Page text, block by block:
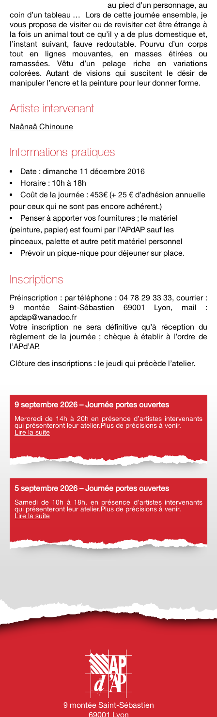
au pied d’un personnage, au
coin d’un tableau … Lors de cette journée ensemble, je
vous propose de visiter ou de revisiter cet être étrange à
la fois un animal tout ce qu’il y a de plus domestique et,
l’instant suivant, fauve redoutable. Pourvu d’un corps
tout en lignes mouvantes, en masses étirées ou
ramassées. Vêtu d’un pelage riche en variations
colorées. Autant de visions qui suscitent le désir de
manipuler l’encre et la peinture pour leur donner forme.
Artiste intervenant
Naânaâ Chinoune
Informations pratiques
Date : dimanche 11 décembre 2016
Horaire : 10h à 18h
Coût de la journée : 453€ (+ 25 € d’adhésion annuelle
pour ceux qui ne sont pas encore adhérent.)
Penser à apporter vos fournitures ; le matériel
(peinture, papier) est fourni par l’APdAP sauf les
pinceaux, palette et autre petit matériel personnel
Prévoir un pique-nique pour déjeuner sur place.
Inscriptions
Préinscription : par téléphone : 04 78 29 33 33, courrier :
9 montée Saint-Sébastien 69001 Lyon, mail :
apdap@wanadoo.fr
Votre inscription ne sera définitive qu’à réception du
règlement de la journée ; chèque à établir à l’ordre de
l’APd’AP.
Clôture des inscriptions : le jeudi qui précède l’atelier.
9 septembre 2026 – Journée portes ouvertes
Mercredi de 14h à 20h en présence d’artistes intervenants
qui présenteront leur atelier.Plus de précisions à venir.
Lire la suite
5 septembre 2026 – Journée portes ouvertes
Samedi de 10h à 18h, en présence d’artistes intervenants
qui présenteront leur atelier.Plus de précisions à venir.
Lire la suite
9 montée Saint-Sébastien
69001 Lyon